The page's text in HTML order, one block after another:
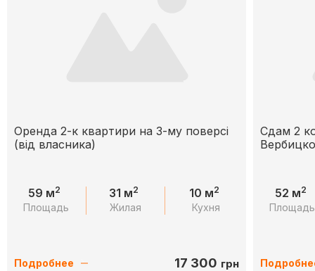
Оренда 2-к квартири на 3-му поверсі
(від власника)
59 м2
Площадь
31 м2
Жилая
10 м2
Кухня
Подробнее 17 300 грн
Сдам 2
52 м2
Площадь